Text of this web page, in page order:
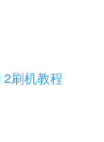
刷机教程